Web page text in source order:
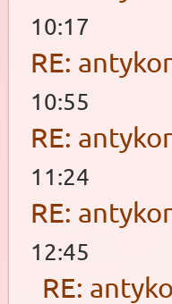
10:17
RE:
10:55
RE:
11:24
RE:
12:45
RE: